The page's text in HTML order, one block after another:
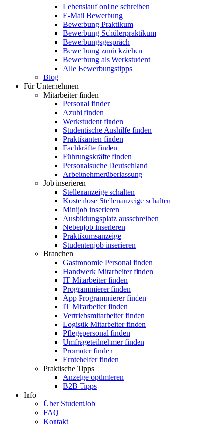
Lebenslauf online schreiben
E-Mail Bewerbung
Bewerbung Praktikum
Bewerbung Schülerpraktikum
Bewerbungsgespräch
Bewerbung zurückziehen
Bewerbung als Werkstudent
Alle Bewerbungstipps
Blog
Für Unternehmen
Mitarbeiter finden
Personal finden
Azubi finden
Werkstudent finden
Studentische Aushilfe finden
Praktikanten finden
Fachkräfte finden
Führungskräfte finden
Personalsuche Deutschland
Arbeitnehmerüberlassung
Job inserieren
Stellenanzeige schalten
Kostenlose Stellenanzeige schalten
Minijob inserieren
Ausbildungsplatz ausschreiben
Nebenjob inserieren
Praktikumsanzeige
Studentenjob inserieren
Branchen
Gastronomie Personal finden
Handwerk Mitarbeiter finden
IT Mitarbeiter finden
Programmierer finden
App Programmierer finden
IT Mitarbeiter finden
Vertriebsmitarbeiter finden
Logistik Mitarbeiter finden
Pflegepersonal finden
Umfrageteilnehmer finden
Promoter finden
Erntehelfer finden
Praktische Tipps
Anzeige optimieren
B2B Tipps
Info
Über StudentJob
FAQ
Kontakt